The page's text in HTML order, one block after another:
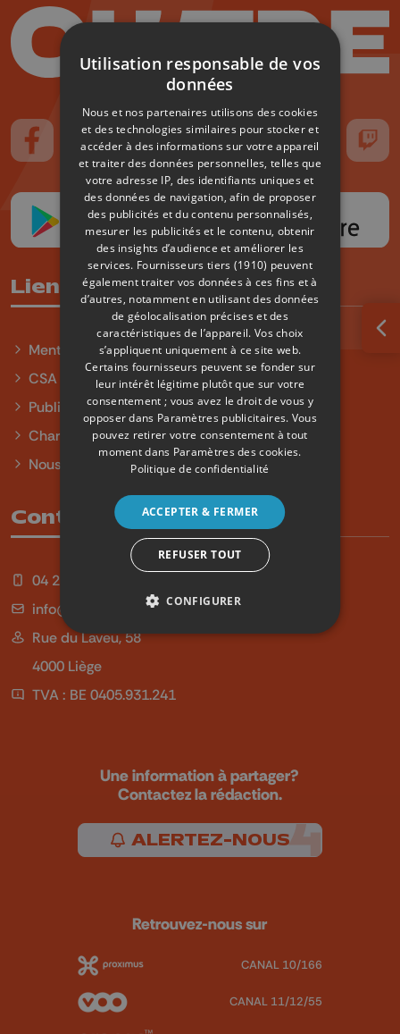
Suivez-nous sur FaceBook
Suivez-nous sur Instagram
Suivez-nous sur TikTok
Suivez-nous sur YouTube
Suivez-nous
Liens utiles
Mentions légales
CSA
Publicité
Charte sur l'égalité et la diversité
Nous contacter
Contact
04 254 99 99
info@qu4tre.be
Rue du Laveu, 58
4000 Liège
TVA : BE 0405.931.241
Une information à partager?
Contactez la rédaction.
ALERTEZ-NOUS
Retrouvez-nous sur
CANAL 10/166
CANAL 11/12/55
Utilisation responsable de vos
données
Nous et nos partenaires utilisons des cookies
et des technologies similaires pour stocker et
accéder à des informations sur votre appareil
et traiter des données personnelles, telles que
votre adresse IP, des identifiants uniques et
des données de navigation, afin de proposer
des publicités et du contenu personnalisés,
mesurer les publicités et le contenu, obtenir
des insights d’audience et améliorer les
services. Fournisseurs tiers (1910) peuvent
également traiter vos données à ces fins et à
d’autres, notamment en utilisant des données
de géolocalisation précises et des
caractéristiques de l’appareil. Vos choix
s’appliquent uniquement à ce site web.
Certains fournisseurs peuvent se fonder sur
leur intérêt légitime plutôt que sur votre
consentement ; vous avez le droit de vous y
opposer dans Paramètres publicitaires. Vous
pouvez retirer votre consentement à tout
moment dans Paramètres des cookies.
Politique de confidentialité
ACCEPTER & FERMER
REFUSER TOUT
CONFIGURER